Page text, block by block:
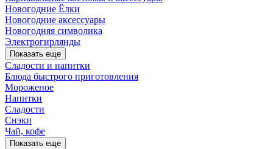
Новогодние Ёлки
Новогодние аксессуары
Новогодняя символика
Электрогирлянды
Показать еще
Сладости и напитки
Блюда быстрого приготовления
Мороженое
Напитки
Сладости
Снэки
Чай, кофе
Показать еще